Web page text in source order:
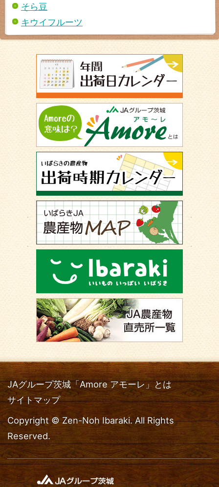
そら豆
キウイフルーツ
JAグループ茨城「Amore アモーレ」とは
サイトマップ
Copyright © Zen-Noh Ibaraki. All Rights
Reserved.